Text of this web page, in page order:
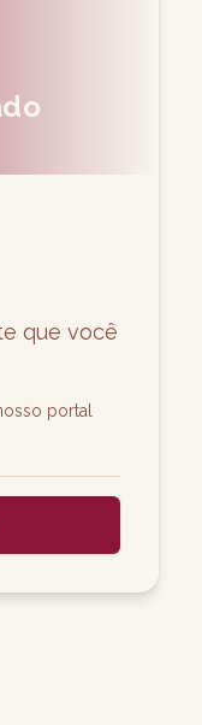
que você
portal